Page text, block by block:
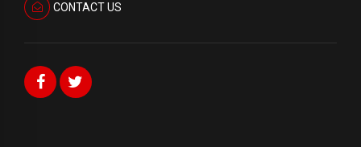
CONTACT US